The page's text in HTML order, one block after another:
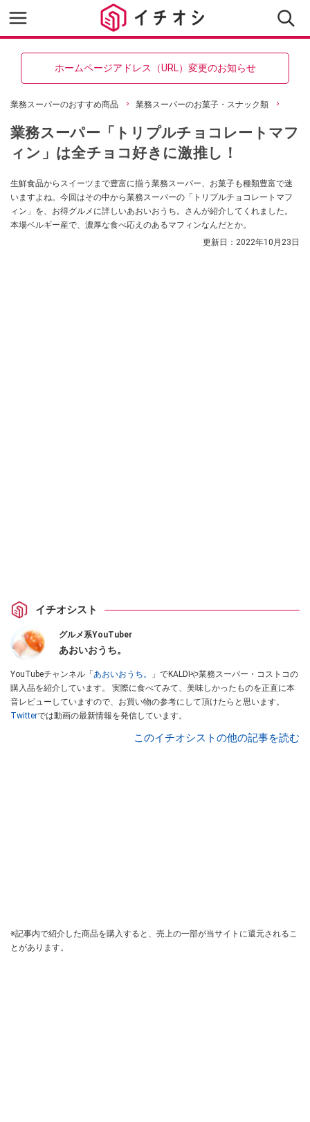
ホームページアドレス（URL）変更のお知らせ
業務スーパーのおすすめ商品 業務スーパーのお菓子・スナック類
業務スーパー「トリプルチョコレートマフ
ィン」は全チョコ好きに激推し！
生鮮食品からスイーツまで豊富に揃う業務スーパー、お菓子も種類豊富で迷
いますよね。今回はその中から業務スーパーの「トリプルチョコレートマフ
ィン」を、お得グルメに詳しいあおいおうち。さんが紹介してくれました。
本場ベルギー産で、濃厚な食べ応えのあるマフィンなんだとか。
更新日： 2022年10月23日
イチオシスト
グルメ系YouTuber
あおいおうち。
YouTubeチャンネル「 あおいおうち。
」でKALDIや業務スーパー・コストコの
購入品を紹介しています。 実際に食べてみて、美味しかったものを正直に本
音レビューしていますので、お買い物の参考にして頂けたらと思います。
Twitterでは動画の最新情報を発信しています。
このイチオシストの他の記事を読む
※記事内で紹介した商品を購入すると、売上の一部が当サイトに還元されるこ
とがあります。